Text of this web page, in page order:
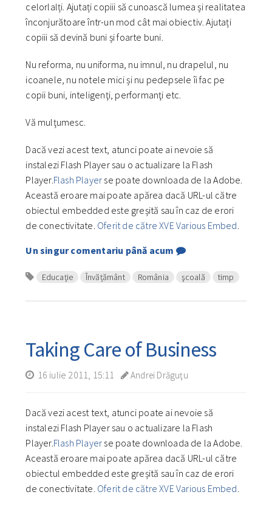
celorlalți. Ajutați copiii să cunoască lumea și realitatea
înconjurătoare într-un mod cât mai obiectiv. Ajutați
copiii să devină buni și foarte buni.
Nu reforma, nu uniforma, nu imnul, nu drapelul, nu
icoanele, nu notele mici și nu pedepsele îi fac pe
copii buni, inteligenţi, performanţi etc.
Vă mulţumesc.
Dacă vezi acest text, atunci poate ai nevoie să
instalezi Flash Player sau o actualizare la Flash
Player.Flash Playerse poate downloada de la Adobe.
Această eroare mai poate apărea dacă URL-ul către
obiectul embedded este greșită sau în caz de erori
de conectivitate. Oferit de către XVE Various Embed.
Un singur comentariu până acum
Educaţie Învățământ România şcoală timp
Taking Care of Business
16 iulie 2011, 15:11 Andrei Drăguţu
Dacă vezi acest text, atunci poate ai nevoie să
instalezi Flash Player sau o actualizare la Flash
Player.Flash Playerse poate downloada de la Adobe.
Această eroare mai poate apărea dacă URL-ul către
obiectul embedded este greșită sau în caz de erori
de conectivitate. Oferit de către XVE Various Embed.